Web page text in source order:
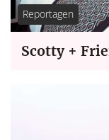
Reportagen
Scotty +